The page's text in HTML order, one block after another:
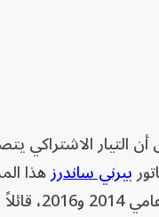
أن التيار الاشتراكي
بيرني ساندرزهذا
تقدمية خلال